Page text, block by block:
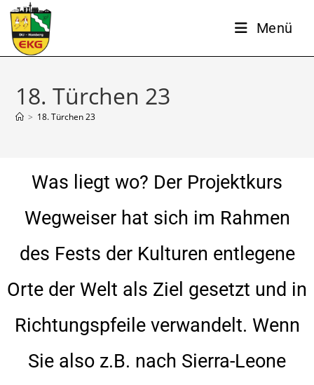
Menü
18. Türchen 23
> 18. Türchen 23
Was liegt wo? Der Projektkurs
Wegweiser hat sich im Rahmen
des Fests der Kulturen entlegene
Orte der Welt als Ziel gesetzt und in
Richtungspfeile verwandelt. Wenn
Sie also z.B. nach Sierra-Leone